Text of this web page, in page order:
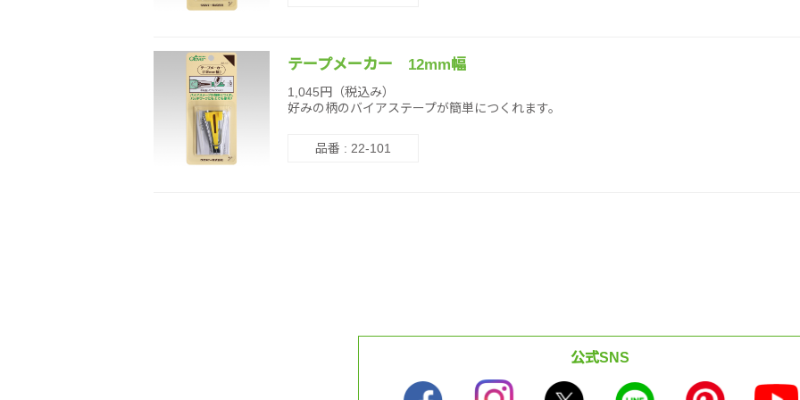
テープメーカー 12mm幅
1,045円（税込み）
好みの柄のバイアステープが簡単につくれます。
品番 : 22-101
公式SNS